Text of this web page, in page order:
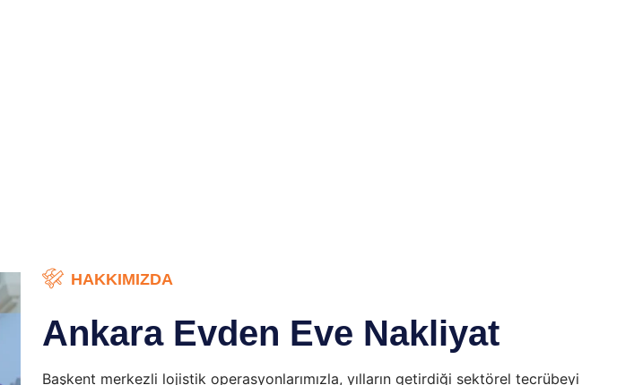
HAKKIMIZDA
Ankara Evden Eve Nakliyat
Başkent merkezli lojistik operasyonlarımızla, yılların getirdiği sektörel tecrübeyi